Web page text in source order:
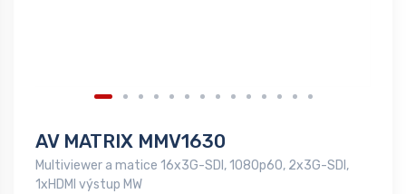
AV MATRIX MMV1630
Multiviewer a matice 16x3G-SDI, 1080p60, 2x3G-SDI,
1xHDMI výstup MW